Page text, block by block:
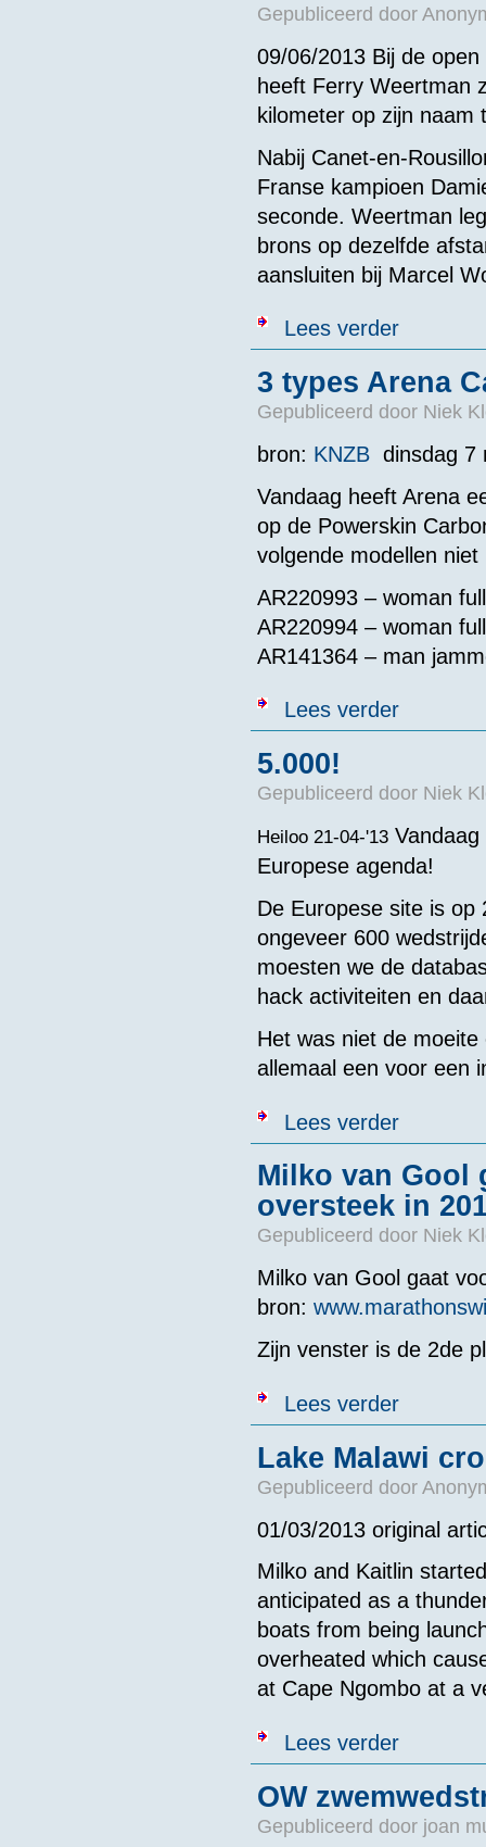
Gepubliceerd door
09/06/2013 Bij de
heeft Ferry Weertman
kilometer op zijn naam
Nabij Canet-en-
Franse kampioen
seconde. Weertman
brons op dezelfde
aansluiten bij Marcel
Lees verderover Franse
3 types Arena
Gepubliceerd door Niek
bron: KNZBdinsdag 7
Vandaag heeft Arena
op de Powerskin
volgende modellen
AR220993 – woman
AR220994 – woman
AR141364 – man
Lees verderover 3 types
5.000!
Gepubliceerd door Niek
Heiloo 21-04-'13
Europese agenda!
De Europese site is op
ongeveer 600
moesten we de
hack activiteiten en
Het was niet de
allemaal een voor een
Lees verderover 5.000!
Milko van Gool
oversteek in
Gepubliceerd door Niek
Milko van Gool gaat
bron:
Zijn venster is de 2de
Lees verderover Milko
Lake Malawi
Gepubliceerd door
01/03/2013 original
Milko and Kaitlin
anticipated as a
boats from being
overheated which
at Cape Ngombo at a
Lees verderover Lake
OW
Gepubliceerd door joan